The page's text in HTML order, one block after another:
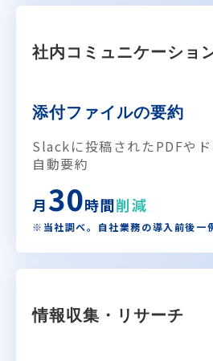
社内コミュニケーショ
添付ファイルの要約
Slackに投稿されたPDFや
自動要約
月30時間削減
※当社調べ。自社業務の導入前後一
情報収集・リサーチ